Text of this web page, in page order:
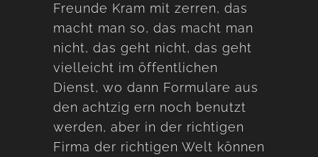
Freunde Kram mit zerren, das
macht man so, das macht man
nicht, das geht nicht, das geht
vielleicht im öffentlichen
Dienst, wo dann Formulare aus
den achtzig ern noch benutzt
werden, aber in der richtigen
Firma der richtigen Welt können